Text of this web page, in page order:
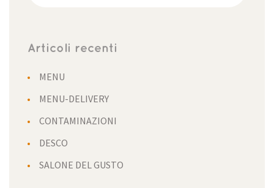
Articoli recenti
MENU
MENU-DELIVERY
CONTAMINAZIONI
DESCO
SALONE DEL GUSTO